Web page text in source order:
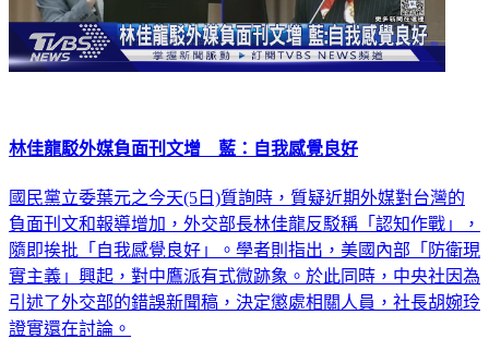
林佳龍駁外媒負面刊文增 藍：自我感覺良好
國民黨立委葉元之今天(5日)質詢時，質疑近期外媒對台灣的
負面刊文和報導增加，外交部長林佳龍反駁稱「認知作戰」，
隨即挨批「自我感覺良好」。學者則指出，美國內部「防衛現
實主義」興起，對中鷹派有式微跡象。於此同時，中央社因為
引述了外交部的錯誤新聞稿，決定懲處相關人員，社長胡婉玲
證實還在討論。